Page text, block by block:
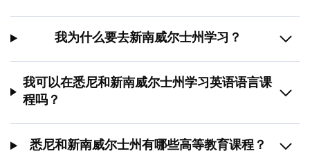
我为什么要去新南威尔士州学习？
我可以在悉尼和新南威尔士州学习英语语言课
程吗？
悉尼和新南威尔士州有哪些高等教育课程？